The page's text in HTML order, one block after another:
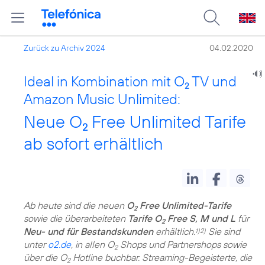
Zurück zu Archiv 2024 04.02.2020
Ideal in Kombination mit O2 TV und
Amazon Music Unlimited:
Neue O2 Free Unlimited Tarife
ab sofort erhältlich
Ab heute sind die neuen O2Free Unlimited-Tarife
sowie die überarbeiteten Tarife O2Free S, M und L für
Neu- und für Bestandskundenerhältlich.1)2) Sie sind
untero2.de, in allen O2Shops und Partnershops sowie
über die O2Hotline buchbar. Streaming-Begeisterte, die